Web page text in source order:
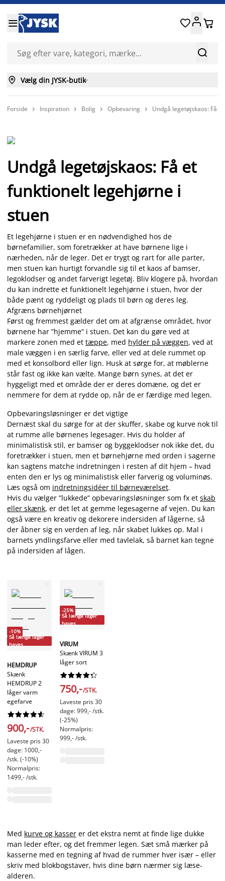


 
 Vælg din JYSK-butik
Forside  Inspiration  Bolig  Opbevaring  Undgå legetøjskaos: Få
Undgå legetøjskaos: Få et
funktionelt legehjørne i
stuen
Et legehjørne i stuen er en nødvendighed hos de
børnefamilier, som foretrækker at have børnene lige i
nærheden, når de leger. Det er trygt og rart for alle parter,
men stuen kan hurtigt forvandle sig til et kaos af bamser,
legoklodser og andet farverigt legetøj. Bliv klogere på, hvordan
du kan indrette et funktionelt legehjørne i stuen, hvor der
både pænt og ryddeligt og plads til børn og deres leg.
Afgræns børnehjørnet
Først og fremmest gælder det om at afgrænse området, hvor
børnene har ”hjemme” i stuen. Det kan du gøre ved at
markere zonen med et tæppe, med hylder på væggen, ved at
male væggen i en særlig farve, eller ved at dele rummet op
med et konsolbord eller lign. Husk at sørge for, at møblerne
står fast og ikke kan vælte. Mange børn synes, at det er
hyggeligt med et område der er deres domæne, og det er
nemmere for dem at rydde op, når de er færdige med legen.
Opbevaringsløsninger er det vigtige
Dernæst skal du sørge for at der skuffer, skabe og kurve nok til
at rumme alle børnenes legesager. Hvis du holder af
minimalistisk stil, er bamser og byggeklodser nok ikke det, du
foretrækker i stuen, men et børnehjørne med orden i sagerne
kan sagtens matche indretningen i resten af dit hjem – hvad
enten den er lys og minimalistisk eller farverig og voluminøs.
Læs også om indretningsidéer til børneværelset.
Hvis du vælger ”lukkede” opbevaringsløsninger som fx et skab
eller skænk, er det let at gemme legesagerne af vejen. Du kan
også være en kreativ og dekorere indersiden af lågerne, så
der åbner sig en verden af leg, når skabet lukkes op. Mal i
barnets yndlingsfarve eller med tavlelak, så barnet kan tegne
på indersiden af lågen.
-10%
Så længe lager
haves
HEMDRUP
Skænk
HEMDRUP 2
låger varm
egefarve






900,-/STK.
Laveste pris 30
dage: 1000,-
/stk. (-10%)
Normalpris:
1499,- /stk.
-25%
Så længe lager
haves
VIRUM
Skænk VIRUM 3
låger sort






750,-/STK.
Laveste pris 30
dage: 999,- /stk.
(-25%)
Normalpris:
999,- /stk.
Med kurve og kasser er det ekstra nemt at finde lige dukke
man leder efter, og det fremmer legen. Sæt små mærker på
kasserne med en tegning af hvad de rummer hver især – eller
skriv med blokbogstaver, hvis dine børn nærmer sig læse-
alderen.